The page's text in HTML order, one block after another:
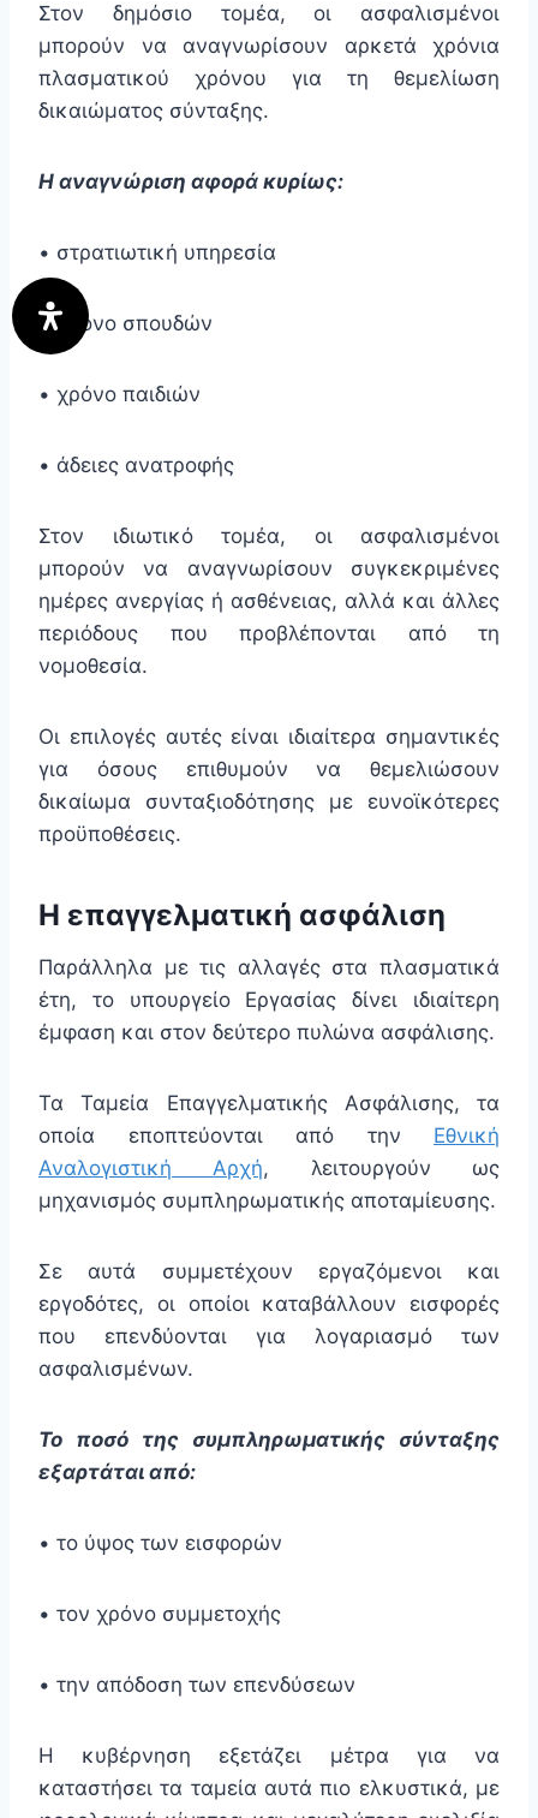
Στον δημόσιο τομέα, οι ασφαλισμένοι
μπορούν να αναγνωρίσουν αρκετά χρόνια
πλασματικού χρόνου για τη θεμελίωση
δικαιώματος σύνταξης.
Η αναγνώριση αφορά κυρίως:
• στρατιωτική υπηρεσία
• χρόνο σπουδών
• χρόνο παιδιών
• άδειες ανατροφής
Στον ιδιωτικό τομέα, οι ασφαλισμένοι
μπορούν να αναγνωρίσουν συγκεκριμένες
ημέρες ανεργίας ή ασθένειας, αλλά και άλλες
περιόδους που προβλέπονται από τη
νομοθεσία.
Οι επιλογές αυτές είναι ιδιαίτερα σημαντικές
για όσους επιθυμούν να θεμελιώσουν
δικαίωμα συνταξιοδότησης με ευνοϊκότερες
προϋποθέσεις.
Η επαγγελματική ασφάλιση
Παράλληλα με τις αλλαγές στα πλασματικά
έτη, το υπουργείο Εργασίας δίνει ιδιαίτερη
έμφαση και στον δεύτερο πυλώνα ασφάλισης.
Τα Ταμεία Επαγγελματικής Ασφάλισης, τα
οποία εποπτεύονται από την Εθνική
Αναλογιστική Αρχή, λειτουργούν ως
μηχανισμός συμπληρωματικής αποταμίευσης.
Σε αυτά συμμετέχουν εργαζόμενοι και
εργοδότες, οι οποίοι καταβάλλουν εισφορές
που επενδύονται για λογαριασμό των
ασφαλισμένων.
Το ποσό της συμπληρωματικής σύνταξης
εξαρτάται από:
• το ύψος των εισφορών
• τον χρόνο συμμετοχής
• την απόδοση των επενδύσεων
Η κυβέρνηση εξετάζει μέτρα για να
καταστήσει τα ταμεία αυτά πιο ελκυστικά, με